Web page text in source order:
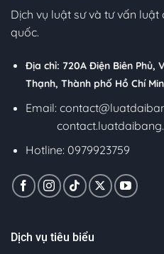
Dịch vụ luật sư và tư vấn
quốc.
Địa chỉ: 720A Điện Biên Phủ,
Thạnh, Thành phố Hồ Chí
Email:
Hotline: 0979923759
Dịch vụ tiêu biểu